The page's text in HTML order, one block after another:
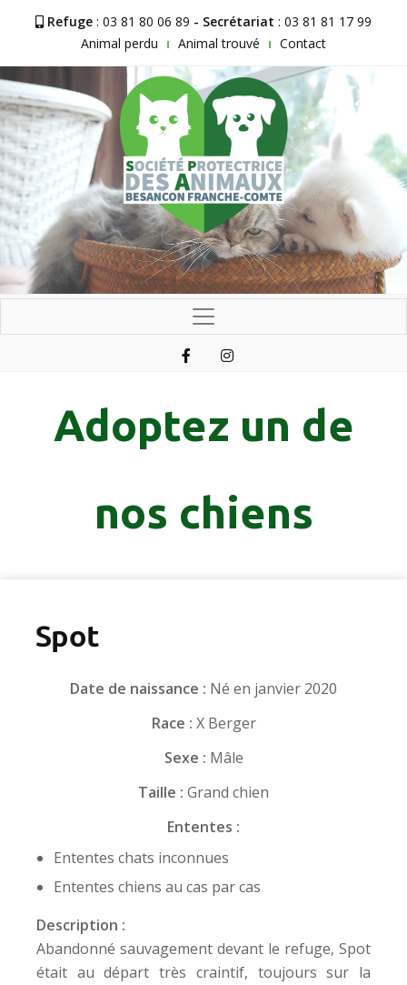
Refuge : 03 81 80 06 89 - Secrétariat : 03 81 81 17 99
Animal perdu
Animal trouvé Contact
Adoptez un de
nos chiens
Spot
Date de naissance : Né en janvier 2020
Race : X Berger
Sexe : Mâle
Taille : Grand chien
Ententes :
Ententes chats inconnues
Ententes chiens au cas par cas
Description :
Abandonné sauvagement devant le refuge, Spot
était au départ très craintif, toujours sur la